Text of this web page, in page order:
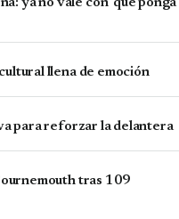
ya no vale con 'que ponga
llena de emoción
para reforzar la delantera
tras 109